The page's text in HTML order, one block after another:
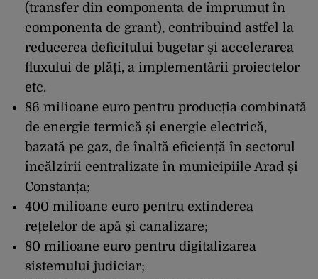
(transfer din componenta de împrumut în
componenta de grant), contribuind astfel la
reducerea deficitului bugetar și accelerarea
fluxului de plăți, a implementării proiectelor
etc.
86 milioane euro pentru producția combinată
de energie termică și energie electrică,
bazată pe gaz, de înaltă eficiență în sectorul
încălzirii centralizate în municipiile Arad și
Constanța;
400 milioane euro pentru extinderea
rețelelor de apă și canalizare;
80 milioane euro pentru digitalizarea
sistemului judiciar;